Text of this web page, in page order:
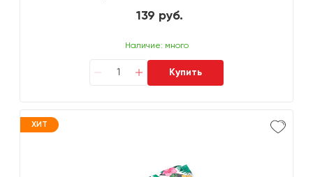
139 руб.
Наличие: много
Купить
ХИТ